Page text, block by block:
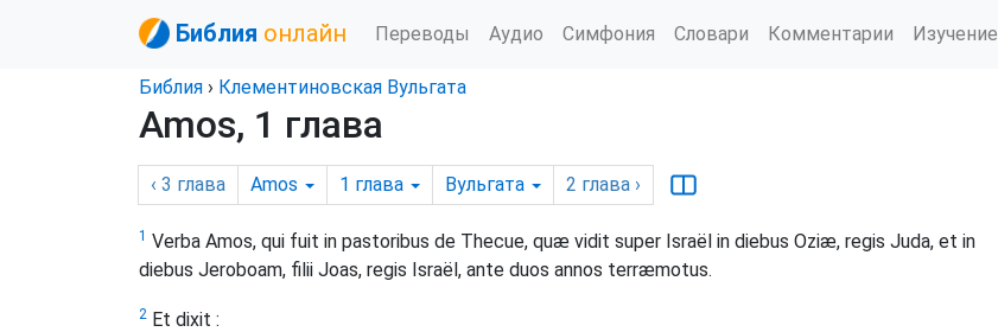
Библия онлайн Переводы Аудио Симфония Словари Комментарии Изучение
Библия › Клементиновская Вульгата
Amos, 1 глава
‹ 3 глава Amos 1 глава Вульгата 2 глава ›
1 Verba Amos, qui fuit in pastoribus de Thecue, quæ vidit super Israël in diebus Oziæ, regis Juda, et in
diebus Jeroboam, filii Joas, regis Israël, ante duos annos terræmotus.
2 Et dixit :